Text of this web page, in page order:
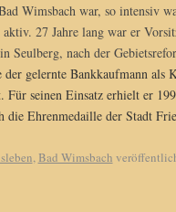
Wimsbach war, so intensiv
27 Jahre lang war er
Seulberg, nach der
der gelernte Bankkaufmann als
Für seinen Einsatz erhielt er
die Ehrenmedaille der Stadt
, Bad Wimsbach